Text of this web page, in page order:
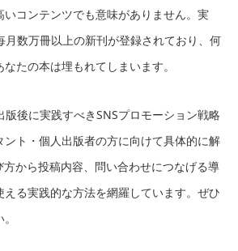
コンテンツでも意味がありません。実
数万冊以上の新刊が登録されており、何
たの本は埋もれてしまいます。
後に実践すべきSNSプロモーション戦略
ント・個人出版者の方に向けて具体的に解
から投稿内容、問い合わせにつなげる導
る実践的な方法を網羅しています。ぜひ